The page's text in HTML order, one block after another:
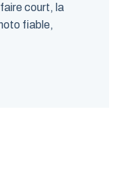
court, la
fiable,